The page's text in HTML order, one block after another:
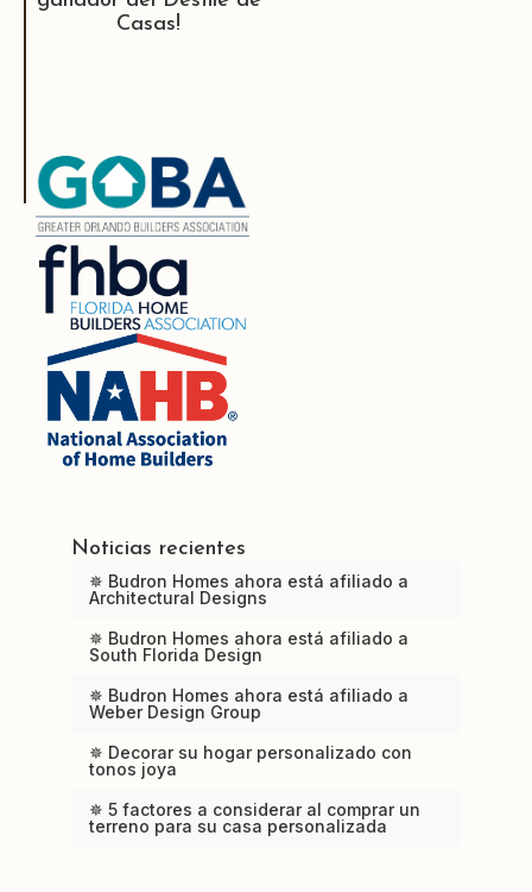
Casas!
Noticias recientes
✵ Budron Homes ahora está afiliado a
Architectural Designs
✵ Budron Homes ahora está afiliado a
South Florida Design
✵ Budron Homes ahora está afiliado a
Weber Design Group
✵ Decorar su hogar personalizado con
tonos joya
✵ 5 factores a considerar al comprar un
terreno para su casa personalizada